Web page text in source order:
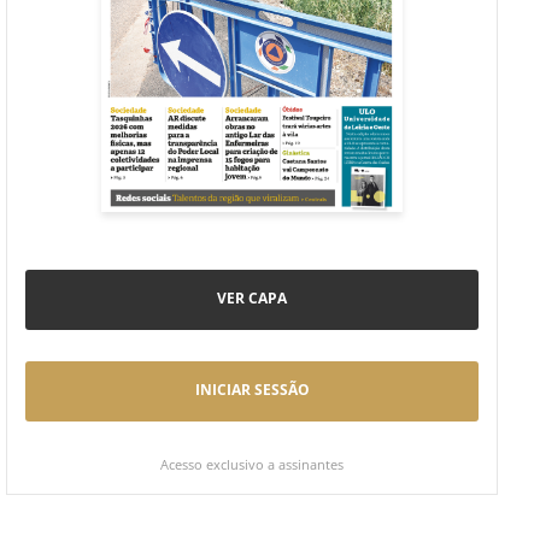
VER CAPA
INICIAR SESSÃO
Acesso exclusivo a assinantes